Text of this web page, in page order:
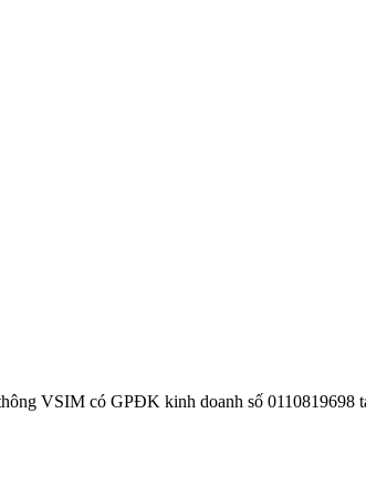
VSIM có GPĐK kinh doanh số 0110819698